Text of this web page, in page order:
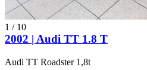
1 / 10
2002 | Audi TT 1.8 T
Audi TT Roadster 1,8t